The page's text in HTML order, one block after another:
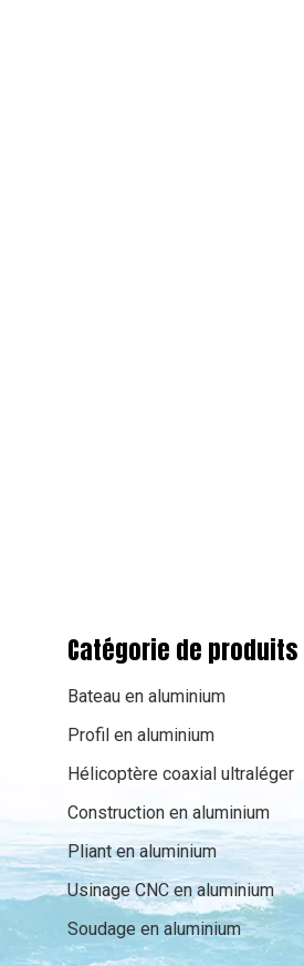
Catégorie de produits
Bateau en aluminium
Profil en aluminium
Hélicoptère coaxial ultraléger
Construction en aluminium
Pliant en aluminium
Usinage CNC en aluminium
Soudage en aluminium